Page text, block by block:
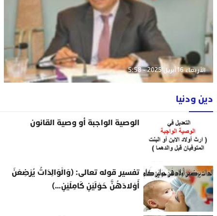
الأربعاء 16 أبريل 2025 - 5:58
دين ودنيا
الوصية الواجبة أو وصية القانون
تفسير قوله تعالى: (وَالْوَالِدَاتُ يُرْضِعْنَ
أَوْلادَهُنَّ حَوْلَيْنِ كَامِلَيْنِ…)